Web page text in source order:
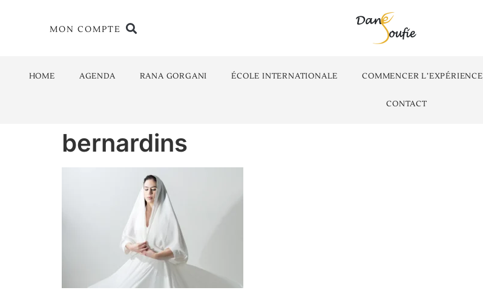
MON COMPTE
HOME AGENDA RANA GORGANI ÉCOLE INTERNATIONALE COMMENCER L’EXPÉRIENCE
CONTACT
bernardins